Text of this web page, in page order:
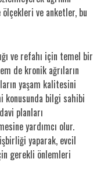
ve anketler, bu
ve refahı için temel bir
de kronik ağrıların
yaşam kalitesini
konusunda bilgi sahibi
planları
yardımcı olur.
yaparak, evcil
gerekli önlemleri